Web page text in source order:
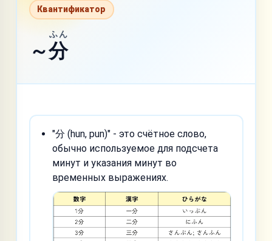
Квантификатор
～分
ふん
"分 (hun, pun)" - это счётное слово,
обычно используемое для подсчета
минут и указания минут во
временных выражениях.